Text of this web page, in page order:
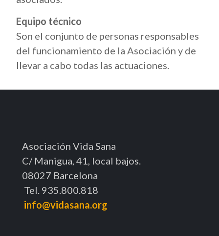
Equipo técnico
Son el conjunto de personas responsables
del funcionamiento de la Asociación y de
llevar a cabo todas las actuaciones.
Asociación Vida Sana
C/ Manigua, 41, local bajos.
08027 Barcelona
Tel. 935.800.818
info@vidasana.org